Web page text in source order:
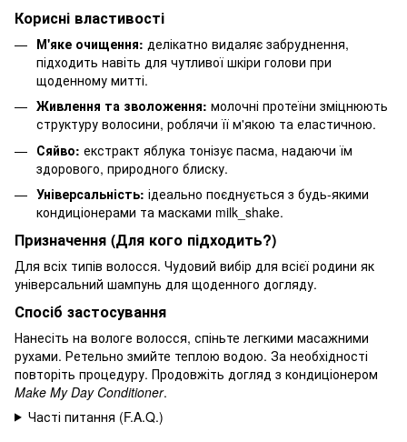
Корисні властивості
М'яке очищення: делікатно видаляє забруднення,
підходить навіть для чутливої шкіри голови при
щоденному митті.
Живлення та зволоження: молочні протеїни зміцнюють
структуру волосини, роблячи її м'якою та еластичною.
Сяйво: екстракт яблука тонізує пасма, надаючи їм
здорового, природного блиску.
Універсальність: ідеально поєднується з будь-якими
кондиціонерами та масками milk_shake.
Призначення (Для кого підходить?)
Для всіх типів волосся. Чудовий вибір для всієї родини як
універсальний шампунь для щоденного догляду.
Спосіб застосування
Нанесіть на вологе волосся, спіньте легкими масажними
рухами. Ретельно змийте теплою водою. За необхідності
повторіть процедуру. Продовжіть догляд з кондиціонером
Make My Day Conditioner.
Часті питання (F.A.Q.)